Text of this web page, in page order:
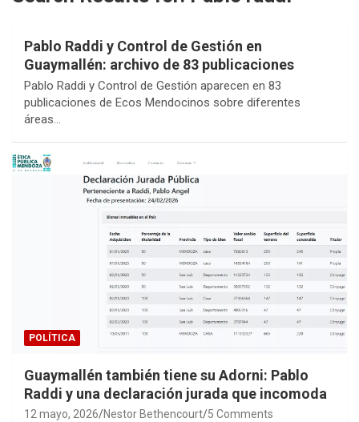
Pablo Raddi y Control de Gestión en
Guaymallén: archivo de 83 publicaciones
Pablo Raddi y Control de Gestión aparecen en 83
publicaciones de Ecos Mendocinos sobre diferentes
áreas…
POLÍTICA
Guaymallén también tiene su Adorni: Pablo
Raddi y una declaración jurada que incomoda
12 mayo, 2026 Nestor Bethencourt 5 Comments